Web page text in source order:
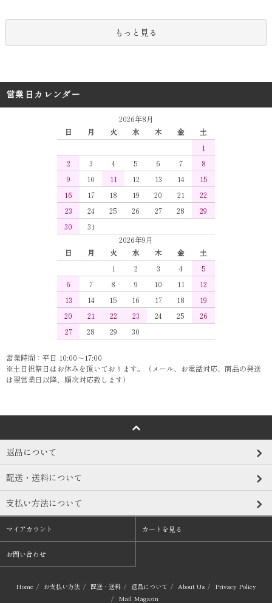
もっと見る
営業日カレンダー
2026年8月
日
月 火 水 木 金
土
1
2
3 4 5 6 7
8
9
10 11 12 13 14
15
16
17 18 19 20 21
22
23
24 25 26 27 28
29
30
31
2026年9月
日
月 火 水 木 金
土
1
2 3 4
5
6
7 8 9 10 11
12
13
14 15 16 17 18
19
20
21 22 23 24 25
26
27
28 29 30
営業時間：平日 10:00～17:00
※土日祝祭日はお休みを頂いております。（メール、お電話対応、商品の発送
は翌営業日以降、順次対応致します）
返品について
配送・送料について
支払い方法について
マイアカウント カートを見る
お問い合わせ
Home / お支払い方法 / 配送・送料 / 返品について / About Us / Privacy Policy
/ Mail Magazin